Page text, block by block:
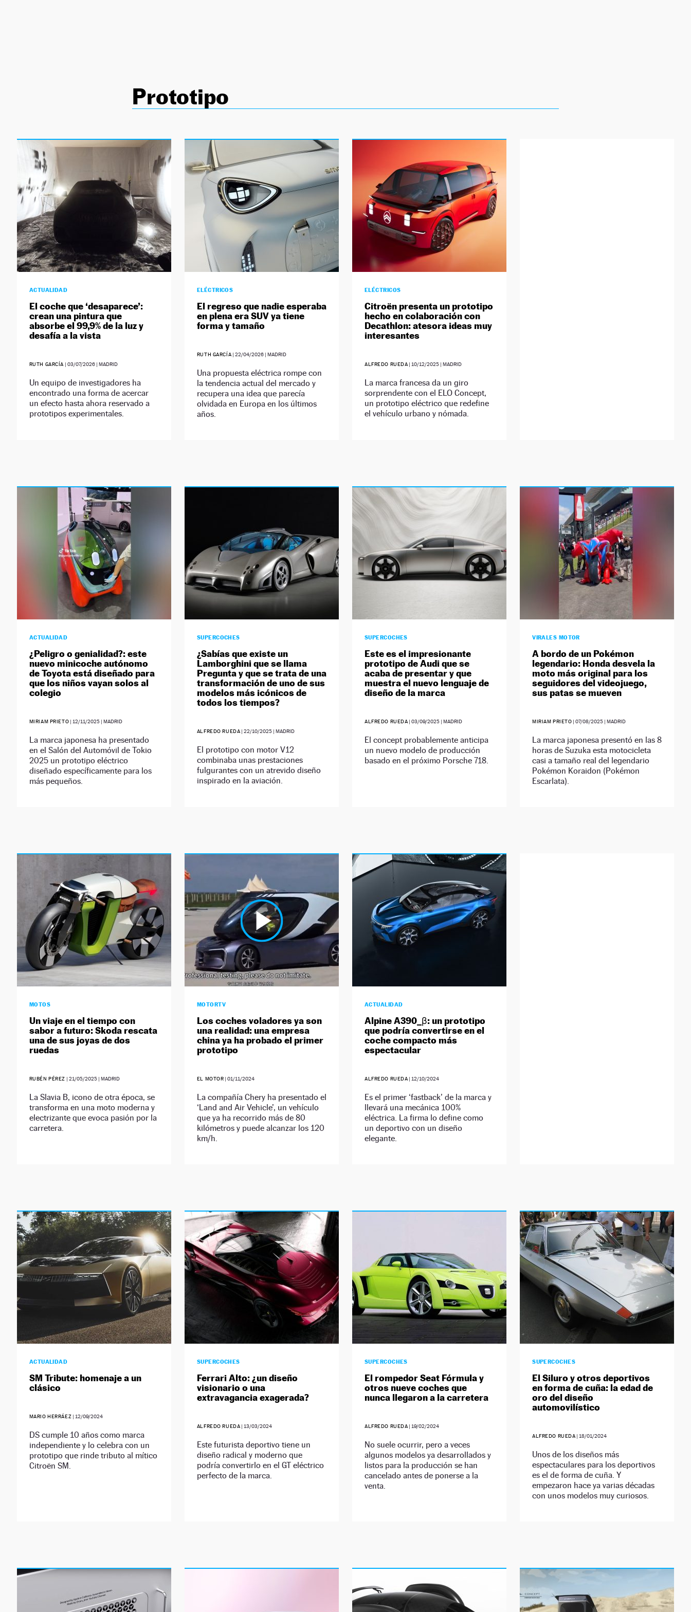
Prototipo
ACTUALIDAD
El coche que ‘desaparece’:
crean una pintura que
absorbe el 99,9% de la luz y
desafía a la vista
RUTH GARCÍA |03/07/2026 | MADRID
Un equipo de investigadores ha
encontrado una forma de acercar
un efecto hasta ahora reservado a
prototipos experimentales.
ELÉCTRICOS
El regreso que nadie esperaba
en plena era SUV ya tiene
forma y tamaño
RUTH GARCÍA |22/04/2026 | MADRID
Una propuesta eléctrica rompe con
la tendencia actual del mercado y
recupera una idea que parecía
olvidada en Europa en los últimos
años.
ELÉCTRICOS
Citroën presenta un prototipo
hecho en colaboración con
Decathlon: atesora ideas muy
interesantes
ALFREDO RUEDA | 10/12/2025 | MADRID
La marca francesa da un giro
sorprendente con el ELO Concept,
un prototipo eléctrico que redefine
el vehículo urbano y nómada.
ACTUALIDAD
¿Peligro o genialidad?: este
nuevo minicoche autónomo
de Toyota está diseñado para
que los niños vayan solos al
colegio
MIRIAM PRIETO | 12/11/2025 | MADRID
La marca japonesa ha presentado
en el Salón del Automóvil de Tokio
2025 un prototipo eléctrico
diseñado específicamente para los
más pequeños.
SUPERCOCHES
¿Sabías que existe un
Lamborghini que se llama
Pregunta y que se trata de una
transformación de uno de sus
modelos más icónicos de
todos los tiempos?
ALFREDO RUEDA |22/10/2025 | MADRID
El prototipo con motor V12
combinaba unas prestaciones
fulgurantes con un atrevido diseño
inspirado en la aviación.
SUPERCOCHES
Este es el impresionante
prototipo de Audi que se
acaba de presentar y que
muestra el nuevo lenguaje de
diseño de la marca
ALFREDO RUEDA |03/09/2025 | MADRID
El concept probablemente anticipa
un nuevo modelo de producción
basado en el próximo Porsche 718.
VIRALES MOTOR
A bordo de un Pokémon
legendario: Honda desvela la
moto más original para los
seguidores del videojuego,
sus patas se mueven
MIRIAM PRIETO |07/08/2025 | MADRID
La marca japonesa presentó en las 8
horas de Suzuka esta motocicleta
casi a tamaño real del legendario
Pokémon Koraidon (Pokémon
Escarlata).
MOTOS
Un viaje en el tiempo con
sabor a futuro: Skoda rescata
una de sus joyas de dos
ruedas
RUBÉN PÉREZ |21/05/2025 | MADRID
La Slavia B, icono de otra época, se
transforma en una moto moderna y
electrizante que evoca pasión por la
carretera.
MOTORTV
Los coches voladores ya son
una realidad: una empresa
china ya ha probado el primer
prototipo
EL MOTOR |01/11/2024
La compañía Chery ha presentado el
‘Land and Air Vehicle’, un vehículo
que ya ha recorrido más de 80
kilómetros y puede alcanzar los 120
km/h.
ACTUALIDAD
Alpine A390_β: un prototipo
que podría convertirse en el
coche compacto más
espectacular
ALFREDO RUEDA | 12/10/2024
Es el primer ‘fastback’ de la marca y
llevará una mecánica 100%
eléctrica. La firma lo define como
un deportivo con un diseño
elegante.
ACTUALIDAD
SM Tribute: homenaje a un
clásico
MARIO HERRÁEZ | 12/09/2024
DS cumple 10 años como marca
independiente y lo celebra con un
prototipo que rinde tributo al mítico
Citroën SM.
SUPERCOCHES
Ferrari Alto: ¿un diseño
visionario o una
extravagancia exagerada?
ALFREDO RUEDA | 13/03/2024
Este futurista deportivo tiene un
diseño radical y moderno que
podría convertirlo en el GT eléctrico
perfecto de la marca.
SUPERCOCHES
El rompedor Seat Fórmula y
otros nueve coches que
nunca llegaron a la carretera
ALFREDO RUEDA | 19/02/2024
No suele ocurrir, pero a veces
algunos modelos ya desarrollados y
listos para la producción se han
cancelado antes de ponerse a la
venta.
SUPERCOCHES
El Siluro y otros deportivos
en forma de cuña: la edad de
oro del diseño
automovilístico
ALFREDO RUEDA | 18/01/2024
Unos de los diseños más
espectaculares para los deportivos
es el de forma de cuña. Y
empezaron hace ya varias décadas
con unos modelos muy curiosos.